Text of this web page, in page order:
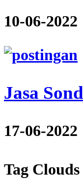
10-06-2022
Jasa
17-06-2022
Tag Clouds